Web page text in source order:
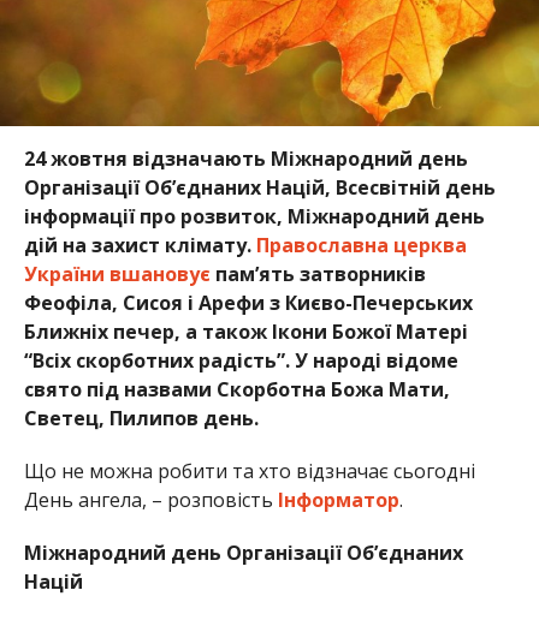
24 жовтня відзначають Міжнародний день
Організації Об’єднаних Націй, Всесвітній день
інформації про розвиток, Міжнародний день
дій на захист клімату. Православна церква
України вшановує пам’ять затворників
Феофіла, Сисоя і Арефи з Києво-Печерських
Ближніх печер, а також Ікони Божої Матері
“Всіх скорботних радість”. У народі відоме
свято під назвами Скорботна Божа Мати,
Светец, Пилипов день.
Що не можна робити та хто відзначає сьогодні
День ангела, – розповість Інформатор.
Міжнародний день Організації Об’єднаних
Націй